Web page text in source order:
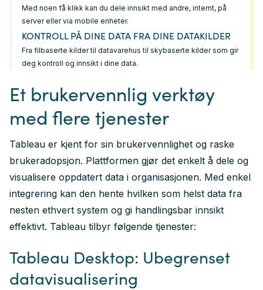
Med noen få klikk kan du dele innsikt med andre, internt, på
server eller via mobile enheter.
KONTROLL PÅ DINE DATA FRA DINE DATAKILDER
Fra filbaserte kilder til datavarehus til skybaserte kilder som gir
deg kontroll og innsikt i dine data.
Et brukervennlig verktøy
med flere tjenester
Tableau er kjent for sin brukervennlighet og raske
brukeradopsjon. Plattformen gjør det enkelt å dele og
visualisere oppdatert data i organisasjonen. Med enkel
integrering kan den hente hvilken som helst data fra
nesten ethvert system og gi handlingsbar innsikt
effektivt. Tableau tilbyr følgende tjenester:
Tableau Desktop: Ubegrenset
datavisualisering